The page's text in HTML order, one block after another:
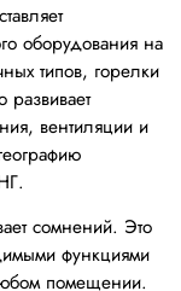
оборудования на
типов, горелки
развивает
вентиляции и
сомнений. Это
функциями
помещении.